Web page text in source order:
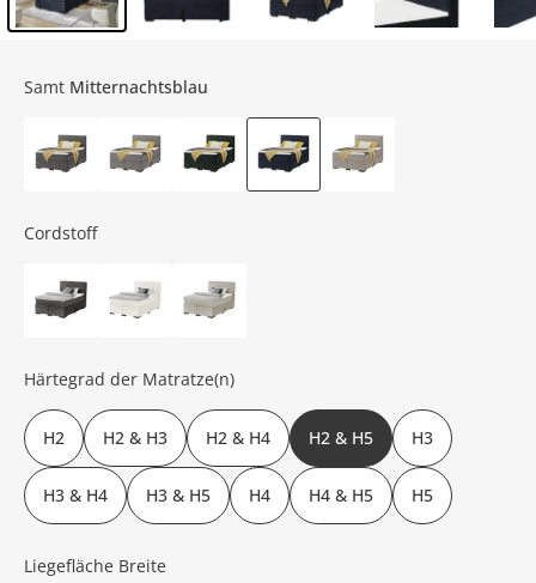
Samt Mitternachtsblau
Cordstoff
Härtegrad der Matratze(n)
H2 H2 & H3 H2 & H4 H2 & H5 H3
H3 & H4 H3 & H5 H4 H4 & H5 H5
Liegefläche Breite